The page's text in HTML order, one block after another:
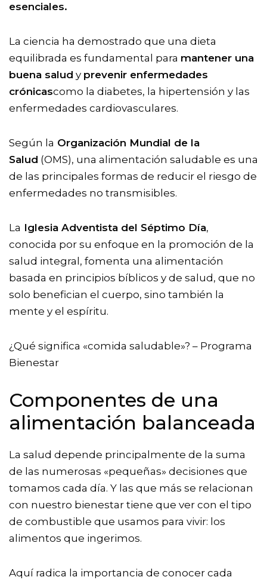
esenciales.
La ciencia ha demostrado que una dieta
equilibrada es fundamental para mantener una
buena salud y prevenir enfermedades
crónicascomo la diabetes, la hipertensión y las
enfermedades cardiovasculares.
Según la Organización Mundial de la
Salud (OMS), una alimentación saludable es una
de las principales formas de reducir el riesgo de
enfermedades no transmisibles.
La Iglesia Adventista del Séptimo Día,
conocida por su enfoque en la promoción de la
salud integral, fomenta una alimentación
basada en principios bíblicos y de salud, que no
solo benefician el cuerpo, sino también la
mente y el espíritu.
¿Qué significa «comida saludable»? – Programa
Bienestar
Componentes de una
alimentación balanceada
La salud depende principalmente de la suma
de las numerosas «pequeñas» decisiones que
tomamos cada día. Y las que más se relacionan
con nuestro bienestar tiene que ver con el tipo
de combustible que usamos para vivir: los
alimentos que ingerimos.
Aquí radica la importancia de conocer cada